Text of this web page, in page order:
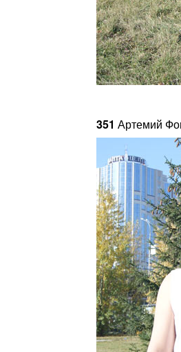
351 Артемий